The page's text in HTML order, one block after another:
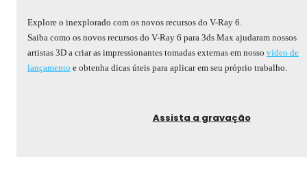
Explore o inexplorado com os novos recursos do V-Ray 6.
Saiba como os novos recursos do V-Ray 6 para 3ds Max ajudaram nossos
artistas 3D a criar as impressionantes tomadas externas em nosso vídeo de
lançamento e obtenha dicas úteis para aplicar em seu próprio trabalho.
Assista a gravação